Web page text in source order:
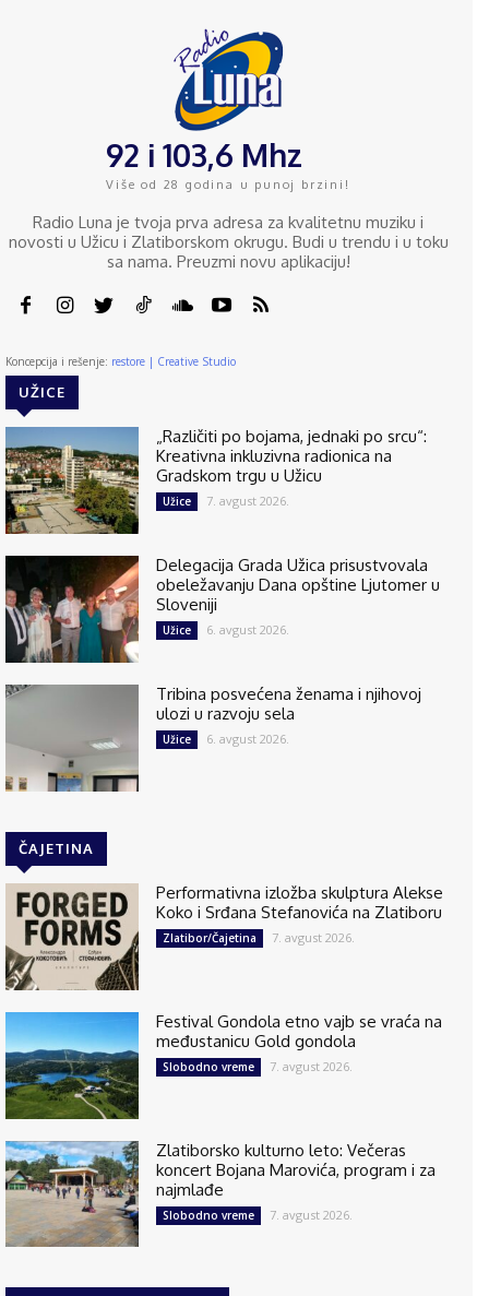
92 i 103,6 Mhz
Više od 28 godina u punoj brzini!
Radio Luna je tvoja prva adresa za kvalitetnu muziku i
novosti u Užicu i Zlatiborskom okrugu. Budi u trendu i u toku
sa nama. Preuzmi novu aplikaciju!
Koncepcija i rešenje: restore | Creative Studio
UŽICE
„Različiti po bojama, jednaki po srcu“:
Kreativna inkluzivna radionica na
Gradskom trgu u Užicu
Užice 7. avgust 2026.
Delegacija Grada Užica prisustvovala
obeležavanju Dana opštine Ljutomer u
Sloveniji
Užice 6. avgust 2026.
Tribina posvećena ženama i njihovoj
ulozi u razvoju sela
Užice 6. avgust 2026.
ČAJETINA
Performativna izložba skulptura Alekse
Koko i Srđana Stefanovića na Zlatiboru
Zlatibor/Čajetina 7. avgust 2026.
Festival Gondola etno vajb se vraća na
međustanicu Gold gondola
Slobodno vreme 7. avgust 2026.
Zlatiborsko kulturno leto: Večeras
koncert Bojana Marovića, program i za
najmlađe
Slobodno vreme 7. avgust 2026.